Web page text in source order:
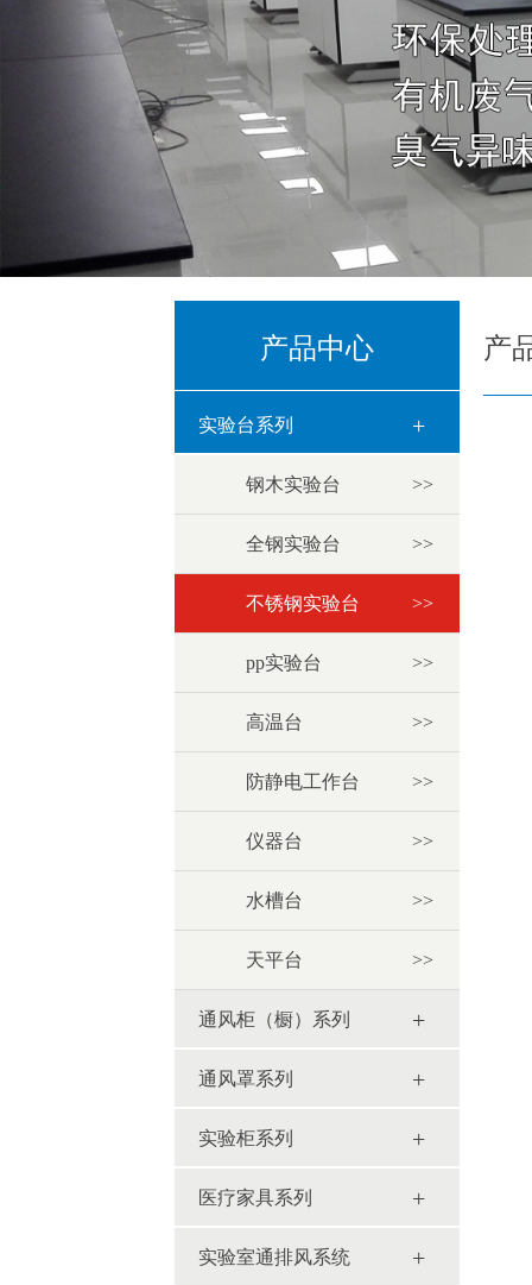
产品中心
实验台系列 +
钢木实验台 >>
全钢实验台 >>
不锈钢实验台 >>
pp实验台 >>
高温台 >>
防静电工作台 >>
仪器台 >>
水槽台 >>
天平台 >>
通风柜（橱）系列 +
通风罩系列 +
实验柜系列 +
医疗家具系列 +
实验室通排风系统 +
产